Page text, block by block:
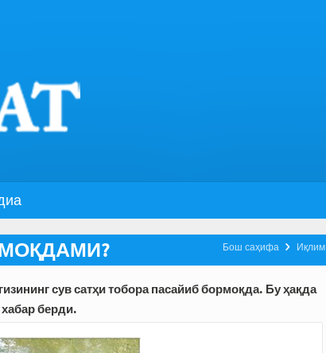
Иқлим

Бош саҳифа
сув сатҳи тобора пасайиб бормоқда. Бу ҳақда
берди.